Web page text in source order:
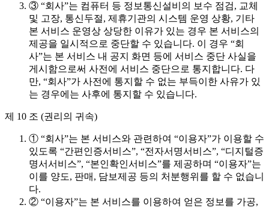
③ “회사”는 컴퓨터 등 정보통신설비의 보수 점검, 교체
및 고장, 통신두절, 제휴기관의 시스템 운영 상황, 기타
본 서비스 운영상 상당한 이유가 있는 경우 본 서비스의
제공을 일시적으로 중단할 수 있습니다. 이 경우 “회
사”는 본 서비스 내 공지 화면 등에 서비스 중단 사실을
게시함으로써 사전에 서비스 중단으로 통지합니다. 다
만, “회사”가 사전에 통지할 수 없는 부득이한 사유가 있
는 경우에는 사후에 통지할 수 있습니다.
제 10 조 (권리의 귀속)
① “회사”는 본 서비스와 관련하여 “이용자”가 이용할 수
있도록 “간편인증서비스”, “전자서명서비스”, “디지털증
명서서비스”, “본인확인서비스”를 제공하며 “이용자”는
이를 양도, 판매, 담보제공 등의 처분행위를 할 수 없습니
다.
② “이용자”는 본 서비스를 이용하여 얻은 정보를 가공,